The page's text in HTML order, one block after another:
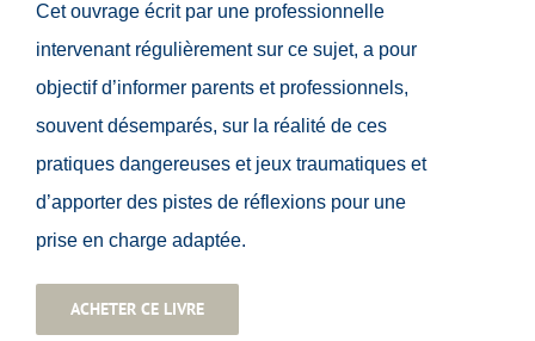
Cet ouvrage écrit par une professionnelle
intervenant régulièrement sur ce sujet, a pour
objectif d’informer parents et professionnels,
souvent désemparés, sur la réalité de ces
pratiques dangereuses et jeux traumatiques et
d’apporter des pistes de réflexions pour une
prise en charge adaptée.
ACHETER CE LIVRE